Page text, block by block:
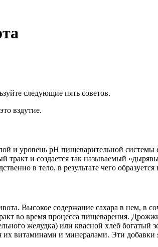
следующие пять советов.
вздутие.
и уровень pH пищеварительной
и создается так называемый
в тело, в результате чего образуется
Высокое содержание сахара в нем, в
во время процесса пищеварения.
желудка) или квасной хлеб
витаминами и минералами. Эти добавки